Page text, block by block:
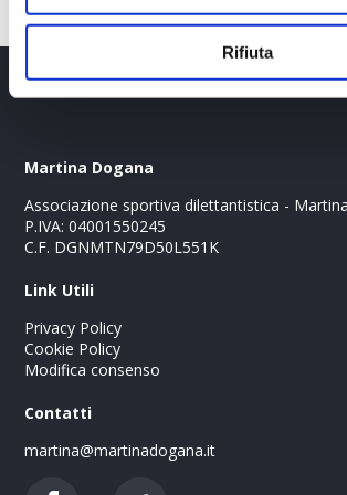
Rifiuta
Martina Dogana
Associazione sportiva dilettantistica -
P.IVA: 04001550245
C.F. DGNMTN79D50L551K
Link Utili
Privacy Policy
Cookie Policy
Modifica consenso
Contatti
martina@martinadogana.it